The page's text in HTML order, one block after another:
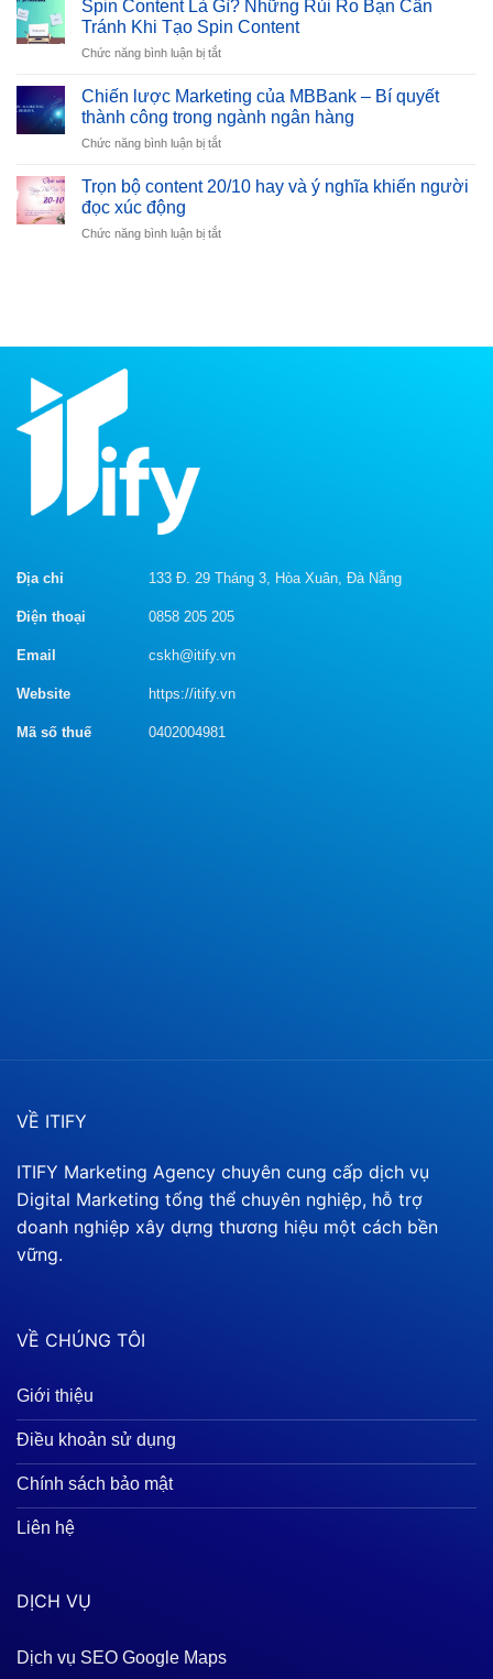
Chi
Từ
đến
Z
Của
Temu
Tại
Nam:
Cơ
Hội
Và
Thức
Spin Content Là Gì? Những Rủi Ro Bạn Cần
Tránh Khi Tạo Spin Content
Chức năng bình luận bị tắtở
Content
Gì?
Những
Ro
Tránh
Chiến lược Marketing của MBBank – Bí quyết
thành công trong ngành ngân hàng
Chức năng bình luận bị tắtở
lược
MBBank
trong
Trọn bộ content 20/10 hay và ý nghĩa khiến người
đọc xúc động
Chức năng bình luận bị tắtở
và
Địa chỉ 133 Đ. 29 Tháng 3, Hòa Xuân, Đà Nẵng
Điện thoại 0858 205 205
Email cskh@itify.vn
Website https://itify.vn
Mã số thuế 0402004981
VỀ ITIFY
ITIFY Marketing Agency chuyên cung cấp dịch vụ
Digital Marketing tổng thể chuyên nghiệp, hỗ trợ
doanh nghiệp xây dựng thương hiệu một cách bền
vững.
VỀ CHÚNG TÔI
Giới thiệu
Điều khoản sử dụng
Chính sách bảo mật
Liên hệ
DỊCH VỤ
Dịch vụ SEO Google Maps